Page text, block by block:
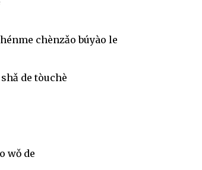
chènzǎo búyào le
de tòuchè
wǒ de